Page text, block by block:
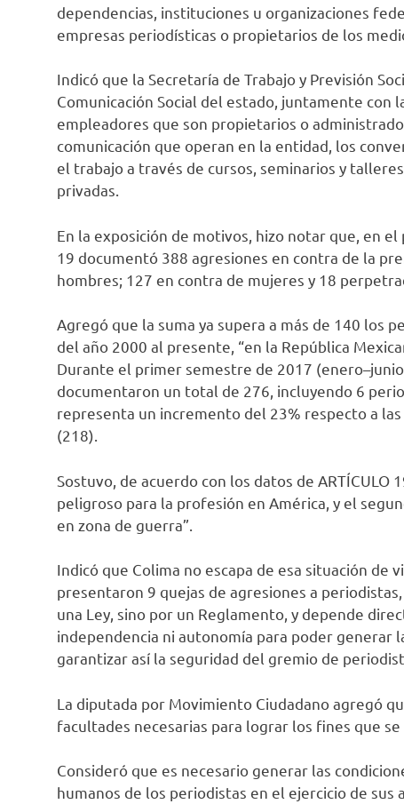
dependencias, instituciones u organizaciones
empresas periodísticas o propietarios de los
Indicó que la Secretaría de Trabajo y Previsión
Comunicación Social del estado, juntamente con
empleadores que son propietarios o
comunicación que operan en la entidad, los
el trabajo a través de cursos, seminarios y
privadas.
En la exposición de motivos, hizo notar que, en
19 documentó 388 agresiones en contra de la
hombres; 127 en contra de mujeres y 18
Agregó que la suma ya supera a más de 140 los
del año 2000 al presente, “en la República
Durante el primer semestre de 2017
documentaron un total de 276, incluyendo 6
representa un incremento del 23% respecto a
(218).
Sostuvo, de acuerdo con los datos de ARTÍCULO
peligroso para la profesión en América, y el
en zona de guerra”.
Indicó que Colima no escapa de esa situación de
presentaron 9 quejas de agresiones a
una Ley, sino por un Reglamento, y depende
independencia ni autonomía para poder generar
garantizar así la seguridad del gremio de
La diputada por Movimiento Ciudadano agregó
facultades necesarias para lograr los fines que
Consideró que es necesario generar las
humanos de los periodistas en el ejercicio de sus